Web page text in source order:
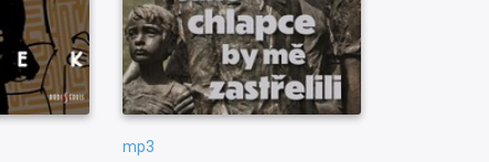
mp3